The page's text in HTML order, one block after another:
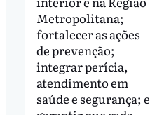
Metropolitana;
fortalecer as ações
de prevenção;
integrar perícia,
atendimento em
saúde e segurança; e